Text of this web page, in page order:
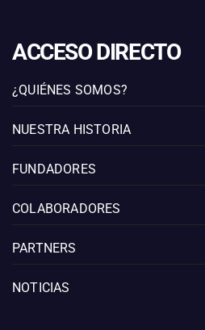
ACCESO DIRECTO
¿QUIÉNES SOMOS?
NUESTRA HISTORIA
FUNDADORES
COLABORADORES
PARTNERS
NOTICIAS